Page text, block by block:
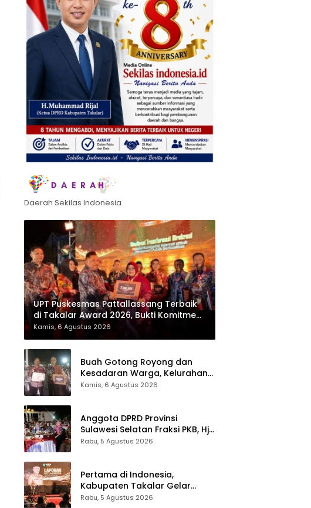
Daerah Sekilas Indonesia
UPT Puskesmas Pattallassang Terbaik
di Takalar Award 2026, Bukti Komitmen
Hadirkan Pelayanan Kesehatan
Berkualitas
Kamis, 6 Agustus 2026
Buah Gotong Royong dan
Kesadaran Warga, Kelurahan
Patte’ne Menjadi Bintang
Kamis, 6 Agustus 2026
Anggota DPRD Provinsi
Sulawesi Selatan Fraksi PKB, Hj.
Fadilah Fahriana Hadiri Dan
Pengabdian Melalui Malam
Apresiasi dan Inovasi Award
2026
Rabu, 5 Agustus 2026
Pertama di Indonesia,
Kabupaten Takalar Gelar
Malam Apresiasi dan Inovasi
Rabu, 5 Agustus 2026